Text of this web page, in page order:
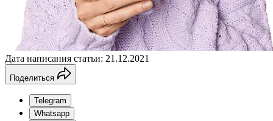
Дата написания статьи: 21.12.2021
Поделиться
Telegram
Whatsapp